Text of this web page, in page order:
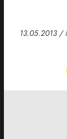
13.05.2013 /